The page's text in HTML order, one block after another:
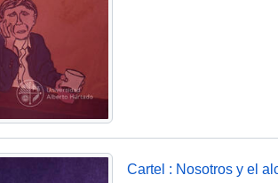
Cartel : Nosotros y el